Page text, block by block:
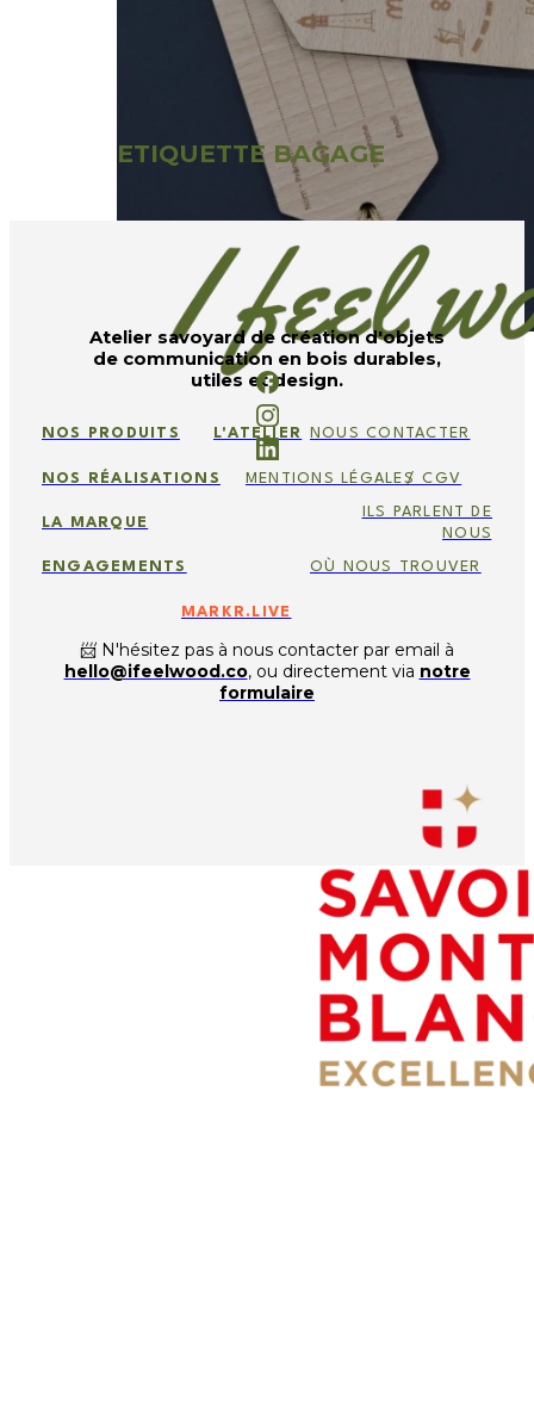
ETIQUETTE BAGAGE
NOS PRODUITS NOUS CONTACTER
📨 N'hésitez pas à nous contacter par email à
hello@ifeelwood.co, ou directement via notre
formulaire
L'ATELIER
MENTIONS LÉGALES/ CGV
Atelier savoyard de création d'objets
de communication en bois durables,
utiles et design.
NOS RÉALISATIONS
ILS PARLENT DE
NOUS
LA MARQUE
OÙ NOUS TROUVER
ENGAGEMENTS
MARKR.LIVE